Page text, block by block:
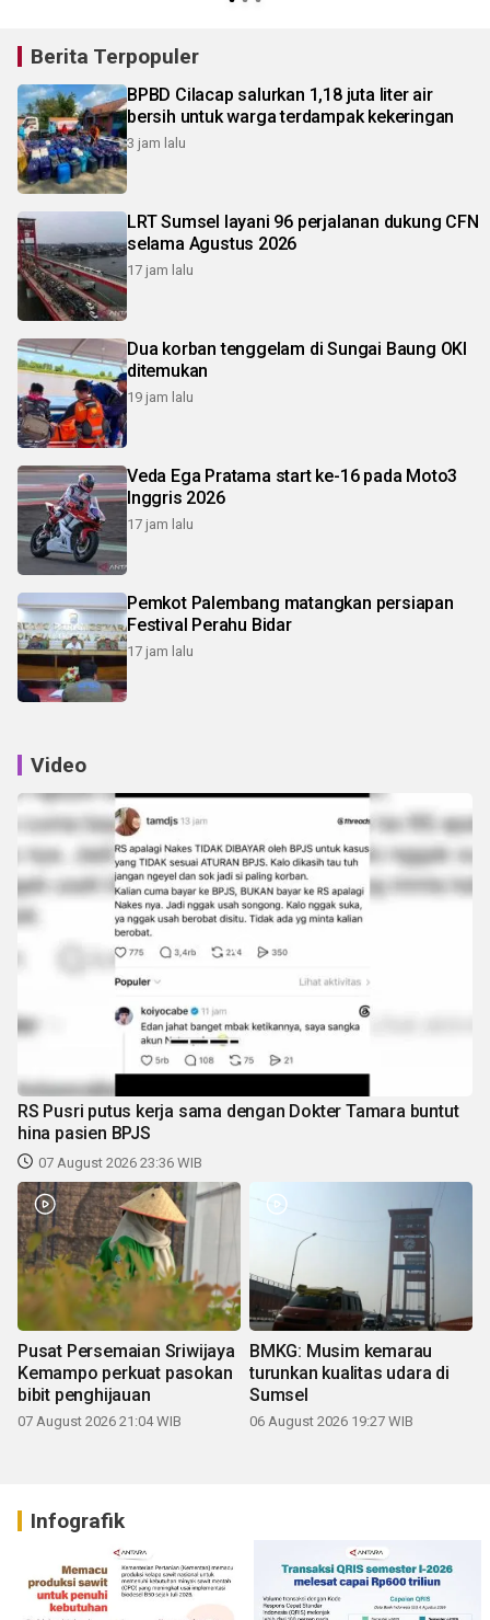
Berita Terpopuler
BPBD Cilacap salurkan 1,18 juta liter air
bersih untuk warga terdampak kekeringan
3 jam lalu
LRT Sumsel layani 96 perjalanan dukung CFN
selama Agustus 2026
17 jam lalu
Dua korban tenggelam di Sungai Baung OKI
ditemukan
19 jam lalu
Veda Ega Pratama start ke-16 pada Moto3
Inggris 2026
17 jam lalu
Pemkot Palembang matangkan persiapan
Festival Perahu Bidar
17 jam lalu
Video
RS Pusri putus kerja sama dengan Dokter Tamara buntut
hina pasien BPJS
07 August 2026 23:36 WIB
Pusat Persemaian Sriwijaya
Kemampo perkuat pasokan
bibit penghijauan
07 August 2026 21:04 WIB
BMKG: Musim kemarau
turunkan kualitas udara di
Sumsel
06 August 2026 19:27 WIB
Infografik